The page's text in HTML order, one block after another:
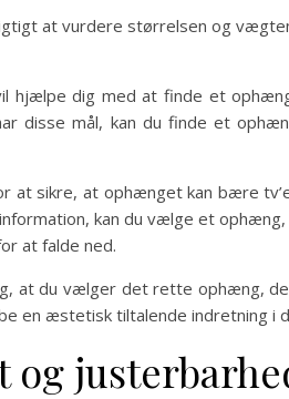
at vurdere størrelsen og
dig med at finde et
disse mål, kan du finde et
sikre, at ophænget kan bære
kan du vælge et
at falde ned.
at du vælger det rette ophæng,
en æstetisk tiltalende indretning i
og